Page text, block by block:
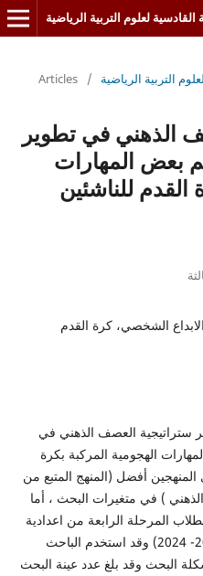
القادسية لعلوم التربية الرياضية
/
Articles
الذهني في تطوير
بعض المهارات
القدم للناشئين
الشخصي، كرة القدم
ستراتيجية العصف الذهني في
الهجومية المركبة بكرة
أفضل (المنهج المتبع من
) في متغيرات البحث ، أما
المرحلة الرابعة من اعدادية
الاعظمية للبنين للعام الدراسي (2023- 2024) وقد استخدم الباحث
البحث وقد بلغ عدد عينة البحث